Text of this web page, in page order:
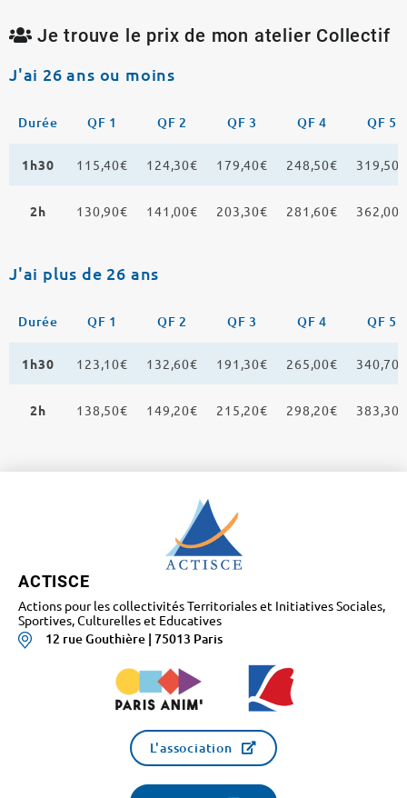
Je trouve le prix de mon atelier Collectif
J'ai 26 ans ou moins
Durée QF 1 QF 2 QF 3 QF 4 QF 5
1h30 115,40€ 124,30€ 179,40€ 248,50€ 319,50€
2h 130,90€ 141,00€ 203,30€ 281,60€ 362,00€
J'ai plus de 26 ans
Durée QF 1 QF 2 QF 3 QF 4 QF 5
1h30 123,10€ 132,60€ 191,30€ 265,00€ 340,70€
2h 138,50€ 149,20€ 215,20€ 298,20€ 383,30€
ACTISCE
Actions pour les collectivités Territoriales et Initiatives Sociales,
Sportives, Culturelles et Educatives
12 rue Gouthière | 75013 Paris
L'association